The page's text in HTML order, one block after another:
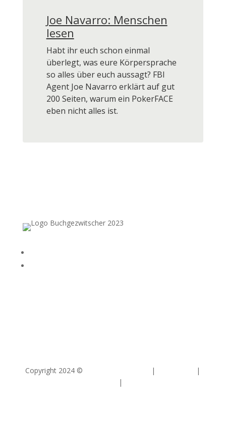
Joe Navarro: Menschen
lesen
Habt ihr euch schon einmal
überlegt, was eure Körpersprache
so alles über euch aussagt? FBI
Agent Joe Navarro erklärt auf gut
200 Seiten, warum ein PokerFACE
eben nicht alles ist.
Copyright 2024 © |
|
|